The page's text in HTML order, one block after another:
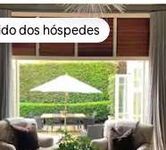
preferidos dos
dos hóspedes